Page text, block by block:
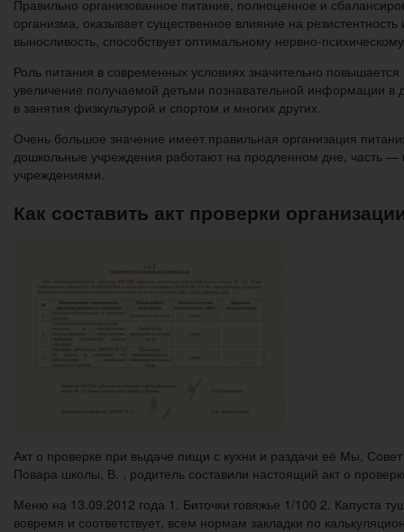
Правильно организованное питание, полноценное и
организма, оказывает существенное влияние на
выносливость, способствует оптимальному нервно-
Роль питания в современных условиях значительно
увеличение получаемой детьми познавательной информации в
в занятия физкультурой и спортом и многих других.
Очень большое значение имеет правильная организация
дошкольные учреждения работают на продленном дне, часть —
учреждениями.
Как составить акт проверки
Акт о проверке при выдаче пищи с кухни и раздачи её Мы,
Повара школы, В. , родитель составили настоящий акт о
Меню на 13.09.2012 года 1. Биточки говяжье 1/100 2. Капуста
вовремя и соответствует, всем нормам закладки по